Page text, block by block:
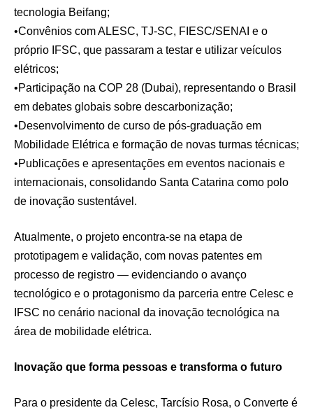
tecnologia Beifang;
•Convênios com ALESC, TJ-SC, FIESC/SENAI e o
próprio IFSC, que passaram a testar e utilizar veículos
elétricos;
•Participação na COP 28 (Dubai), representando o Brasil
em debates globais sobre descarbonização;
•Desenvolvimento de curso de pós-graduação em
Mobilidade Elétrica e formação de novas turmas técnicas;
•Publicações e apresentações em eventos nacionais e
internacionais, consolidando Santa Catarina como polo
de inovação sustentável.
Atualmente, o projeto encontra-se na etapa de
prototipagem e validação, com novas patentes em
processo de registro — evidenciando o avanço
tecnológico e o protagonismo da parceria entre Celesc e
IFSC no cenário nacional da inovação tecnológica na
área de mobilidade elétrica.
Inovação que forma pessoas e transforma o futuro
Para o presidente da Celesc, Tarcísio Rosa, o Converte é